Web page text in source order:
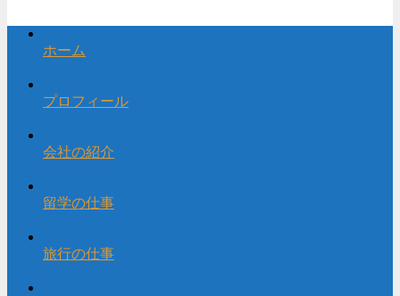
ホーム
プロフィール
会社の紹介
留学の仕事
旅行の仕事